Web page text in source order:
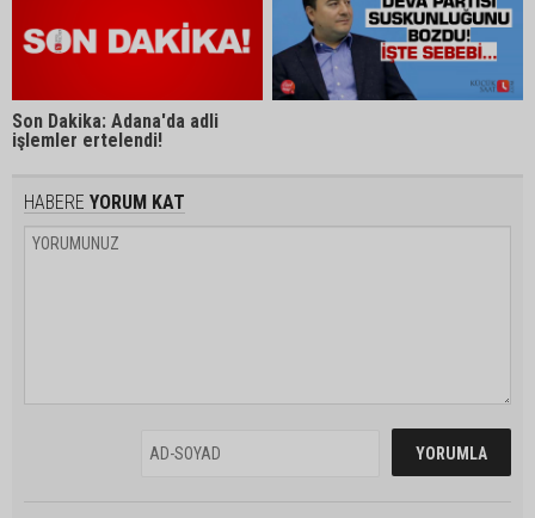
Son Dakika: Adana'da adli
işlemler ertelendi!
HABERE YORUM KAT